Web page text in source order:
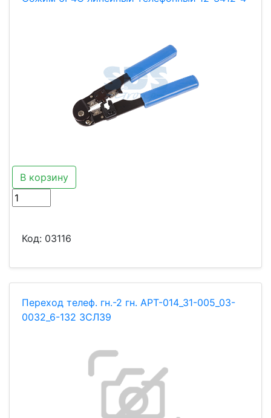
В корзину
Код: 03116
Переход телеф. гн.-2 гн. АРТ-014_31-005_03-
0032_6-132 ЗСЛ39